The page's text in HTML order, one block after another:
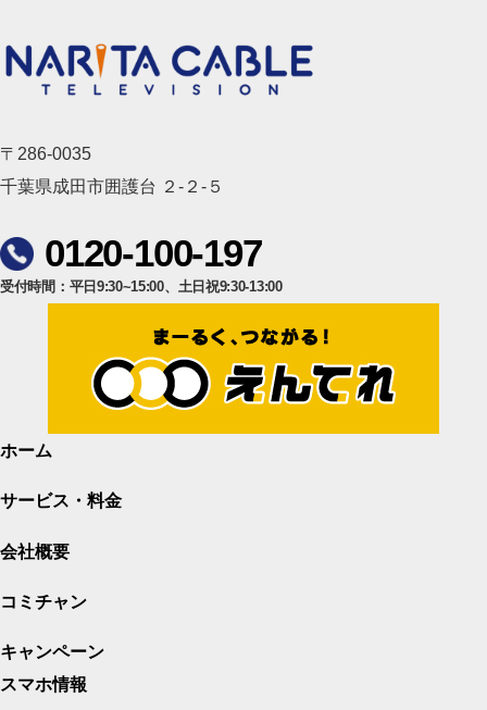
〒286-0035
千葉県成田市囲護台 ２-２-５
0120-100-197
受付時間：平日9:30~15:00、土日祝9:30-13:00
ホーム
サービス・料金
会社概要
コミチャン
キャンペーン
スマホ情報